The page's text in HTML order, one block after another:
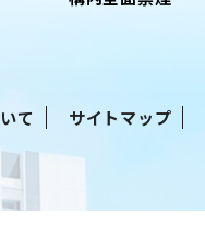
て サイトマップ